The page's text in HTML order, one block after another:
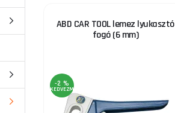
ABD CAR TOOL lemez lyukasztó
fogó (6 mm)
-2 %
KEDVEZMÉNY